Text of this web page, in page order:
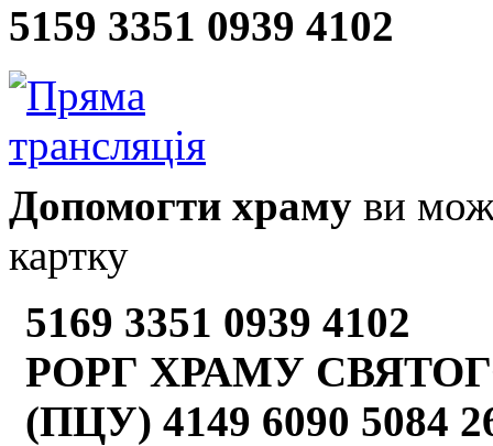
5159 3351 0939 4102
Допомогти храму ви
картку
5169 3351 0939 4102
РОРГ ХРАМУ
(ПЦУ) 4149 6090 5084